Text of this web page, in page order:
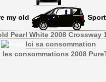
my old
Pearl White 2008 Crossway
Ici sa consommation
les consommations 2008